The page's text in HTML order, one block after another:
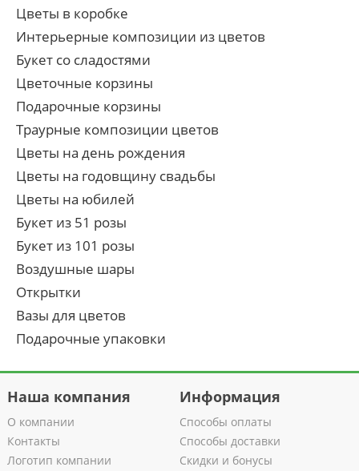
Цветы в коробке
Интерьерные композиции из цветов
Букет со сладостями
Цветочные корзины
Подарочные корзины
Траурные композиции цветов
Цветы на день рождения
Цветы на годовщину свадьбы
Цветы на юбилей
Букет из 51 розы
Букет из 101 розы
Воздушные шары
Открытки
Вазы для цветов
Подарочные упаковки
Наша компания
О компании
Контакты
Логотип компании
Информация
Способы оплаты
Способы доставки
Скидки и бонусы